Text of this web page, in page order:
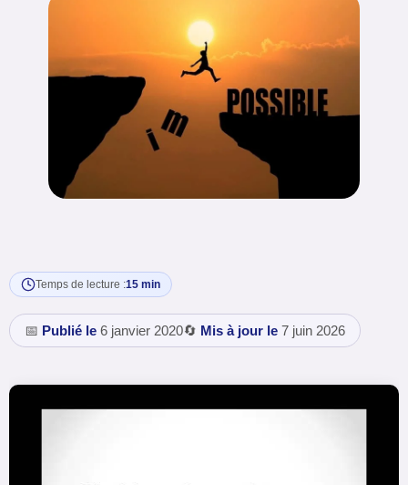
Temps de lecture :15 min
📅 Publié le 6 janvier 2020🔄 Mis à jour le 7 juin 2026